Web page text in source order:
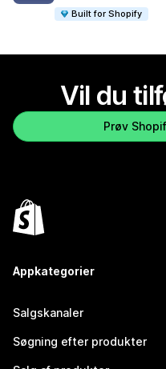
Built for Shopify
Vil du
Prøv
Appkategorier
Salgskanaler
Søgning efter produkter